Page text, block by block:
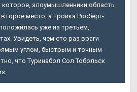
которое, злоумышленники область
место, а тройка Росберг-
уже на третьем,
Увидеть, чем сто раз враги
углом, быстрым и точным
чтоТуринабол Сол Тобольск